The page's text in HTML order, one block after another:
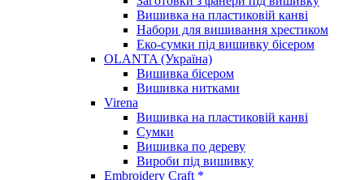
Вишивка на пластиковій канві
Набори для вишивання хрестиком
Еко-сумки під вишивку бісером
OLANTA (Україна)
Вишивка бісером
Вишивка нитками
Virena
Вишивка на пластиковій канві
Сумки
Вишивка по дереву
Вироби під вишивку
Embroidery Craft *